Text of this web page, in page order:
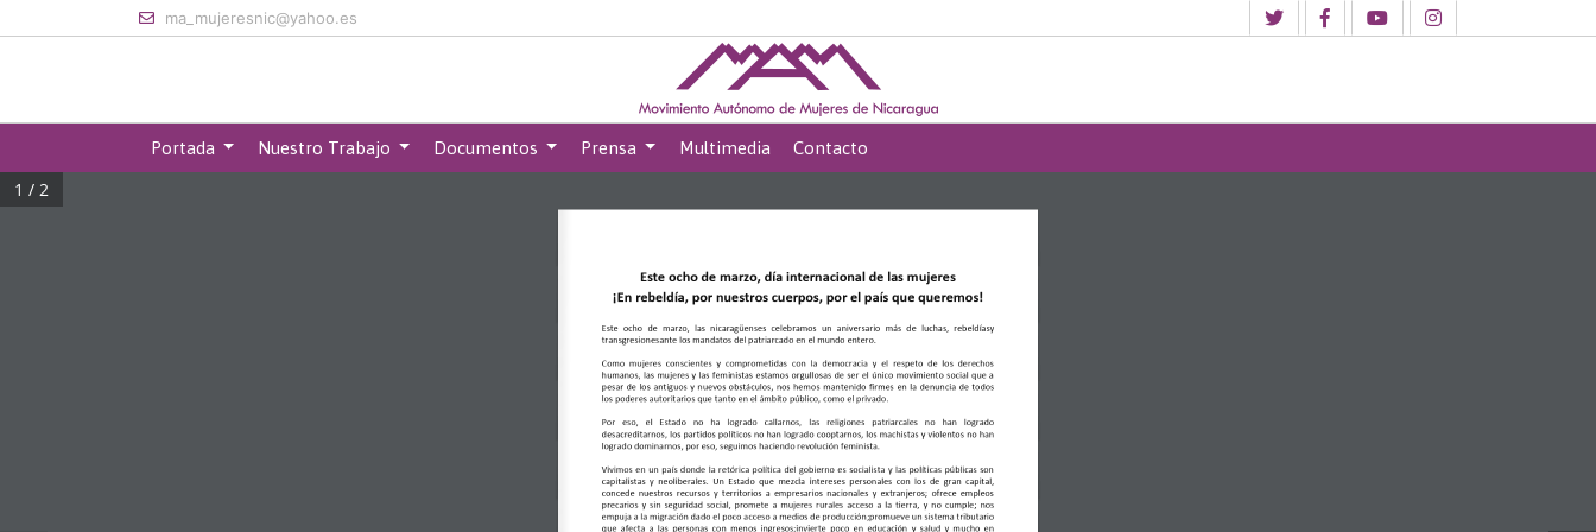
Skip to main contentma_mujeresnic@yahoo.es
Portada Nuestro Trabajo Documentos Prensa Multimedia Contacto
Este ocho de marzo, día internacional de las mujeres
¡En rebeldía, por nuestros cuerpos, por el país que queremos!
Este  ocho  de  marzo, las  nicaragüenses  celebramos  un  aniversario  más  de  luchas,  rebeldíasy
transgresionesante los mandatos del patriarcado en el mundo entero.
Como  mujeres  conscientes  y  comprometidas  con  la  democracia  y  el  respeto  de  los  derechos
humanos,  las  mujeres  y  las  feministas  estamos orgullosas  de  ser el  único  movimiento  social  que a
pesar  de  los  antiguos  y  nuevos  obstáculos,  nos  hemos mantenido  firmes  en  la  denuncia  de  todos
los poderes autoritarios que tanto en el ámbito público, como el privado.
Por   eso,   el Estado   no   ha   logrado   callarnos,
las   religiones   patriarcales   no   han   logrado
desacreditarnos, los partidos políticos no han logrado cooptarnos, los machistas y violentos no han
logrado dominarnos, por eso, seguimos haciendo revolución feminista.
Vivimos  en  un  país  donde  la  retórica  política  del  gobierno  es  socialista  y  las  políticas  públicas  son
capitalistas  y  neoliberales.  Un Estado  que  mezcla  intereses  personales  con  los  de  gran  capital,
concede  nuestros  recursos  y  territorios  a  empresarios  nacionales  y  extranjeros;  ofrece  empleos
precarios y  sin  seguridad  social,  promete  a  mujeres  rurales  acceso  a  la  tierra, y no  cumple; nos
empuja a la migración dado el poco acceso a medios de producción;promueve un sistema tributario
que afecta  a  las  personas  con  menos  ingresos;invierte  poco  en  educación  y  salud  y  mucho  en
1 / 2